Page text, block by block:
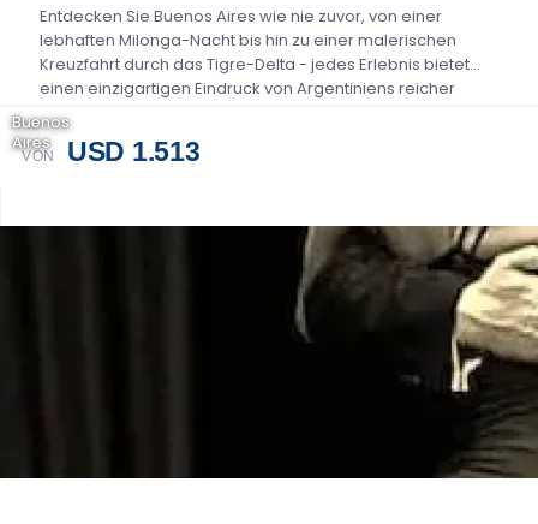
Entdecken Sie Buenos Aires wie nie zuvor, von einer
lebhaften Milonga-Nacht bis hin zu einer malerischen
Kreuzfahrt durch das Tigre-Delta - jedes Erlebnis bietet
einen einzigartigen Eindruck von Argentiniens reicher
Kultur....
VON USD 1.513
Buenos
Aires